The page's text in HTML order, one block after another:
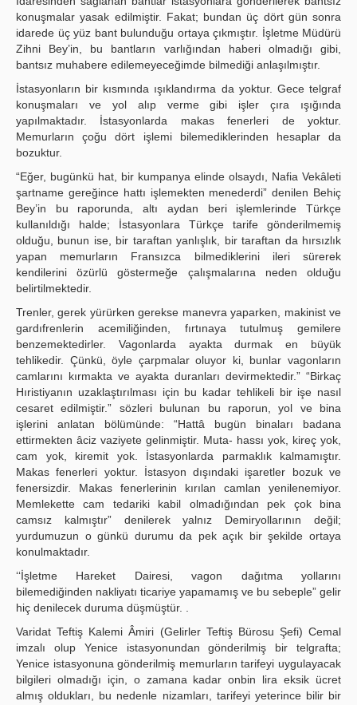
konuşmalar yasak edilmiştir. Fakat; bundan üç dört gün sonra
idarede üç yüz bant bulunduğu ortaya çıkmıştır. İşletme Müdürü
Zihni Bey’in, bu bantların varlığından haberi olmadığı gibi,
bantsız muhabere edilemeyeceğimde bilmediği anlaşılmıştır.
İstasyonların bir kısmında ışıklandırma da yoktur. Gece telgraf
konuşmaları ve yol alıp verme gibi işler çıra ışığında
yapılmaktadır. İstasyonlarda makas fenerleri de yoktur.
Memurların çoğu dört işlemi bilemediklerinden hesaplar da
bozuktur.
“Eğer, bugünkü hat, bir kumpanya elinde olsaydı, Nafia Vekâleti
şartname gereğince hattı işlemekten menederdi” denilen Behiç
Bey’in bu raporunda, altı aydan beri işlemlerinde Türkçe
kullanıldığı halde; İstasyonlara Türkçe tarife gönderilmemiş
olduğu, bunun ise, bir taraftan yanlışlık, bir taraftan da hırsızlık
yapan memurların Fransızca bilmediklerini ileri sürerek
kendilerini özürlü göstermeğe çalışmalarına neden olduğu
belirtilmektedir.
Trenler, gerek yürürken gerekse manevra yaparken, makinist ve
gardıfrenlerin acemiliğinden, fırtınaya tutulmuş gemilere
benzemektedirler. Vagonlarda ayakta durmak en büyük
tehlikedir. Çünkü, öyle çarpmalar oluyor ki, bunlar vagonların
camlarını kırmakta ve ayakta duranları devirmektedir.” “Birkaç
Hıristiyanın uzaklaştırılması için bu kadar tehlikeli bir işe nasıl
cesaret edilmiştir.” sözleri bulunan bu raporun, yol ve bina
işlerini anlatan bölümünde: “Hattâ bugün binaları badana
ettirmekten âciz vaziyete gelinmiştir. Muta- hassı yok, kireç yok,
cam yok, kiremit yok. İstasyonlarda parmaklık kalmamıştır.
Makas fenerleri yoktur. İstasyon dışındaki işaretler bozuk ve
fenersizdir. Makas fenerlerinin kırılan camlan yenilenemiyor.
Memlekette cam tedariki kabil olmadığından pek çok bina
camsız kalmıştır” denilerek yalnız Demiryollarının değil;
yurdumuzun o günkü durumu da pek açık bir şekilde ortaya
konulmaktadır.
‘‘İşletme Hareket Dairesi, vagon dağıtma yollarını
bilemediğinden nakliyatı ticariye yapamamış ve bu sebeple” gelir
hiç denilecek duruma düşmüştür. .
Varidat Teftiş Kalemi Âmiri (Gelirler Teftiş Bürosu Şefi) Cemal
imzalı olup Yenice istasyonundan gönderilmiş bir telgrafta;
Yenice istasyonuna gönderilmiş memurların tarifeyi uygulayacak
bilgileri olmadığı için, o zamana kadar onbin lira eksik ücret
almış oldukları, bu nedenle nizamları, tarifeyi yeterince bilir bir